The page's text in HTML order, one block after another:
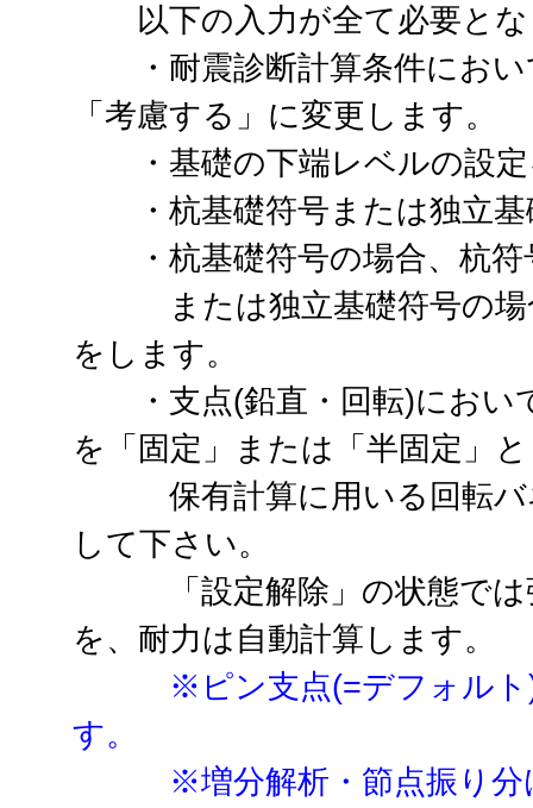
以下の入力が全て必要とな
・耐震診断計算条件におい
「考慮する」に変更します。
・基礎の下端レベルの設定
・杭基礎符号または独立基
・杭基礎符号の場合、杭符
または独立基礎符号の場合
をします。
・支点(鉛直・回転)におい
を「固定」または「半固定」
保有計算に用いる回転バ
して下さい。
「設定解除」の状態では
を、耐力は自動計算します。
※ピン支点(=デフォル
す。
※増分解析・節点振り